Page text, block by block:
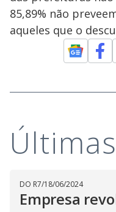
85,89% não
aqueles que o
Últimas
DO R7/18/06/2024
Empresa